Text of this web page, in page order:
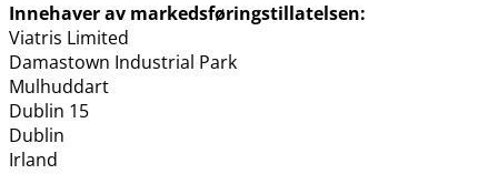
Innehaver av markedsføringstillatelsen:
Viatris Limited
Damastown Industrial Park
Mulhuddart
Dublin 15
Dublin
Irland